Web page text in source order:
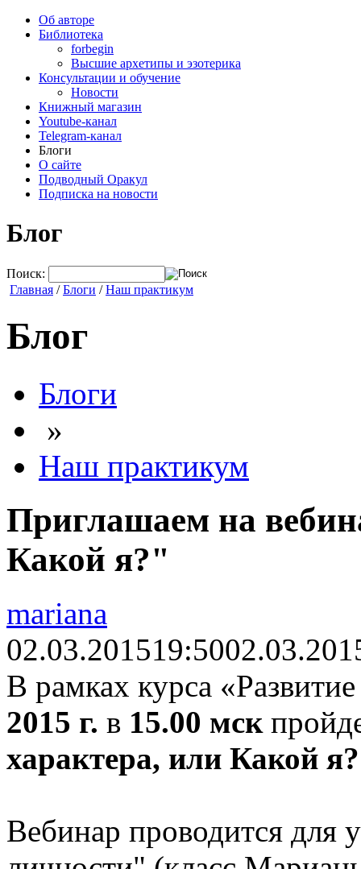
Об авторе
Библиотека
forbegin
Высшие архетипы и эзотерика
Консультации и обучение
Новости
Книжный магазин
Youtube-канал
Telegram-канал
Блоги
О сайте
Подводный Оракул
Подписка на новости
Блог
Поиск:
Главная /Блоги /Наш практикум
Блог
Блоги
»
Наш практикум
Приглашаем на
Какой я?"
mariana
02.03.201519:50
В рамках курса
2015 г. в 15.00 мск
характера, или Какой
Вебинар проводится для